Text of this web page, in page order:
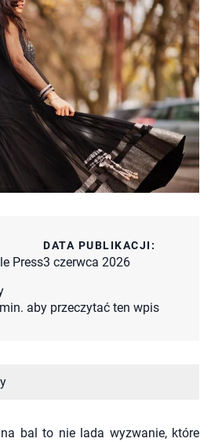
Press
DATA PUBLIKACJI:
3 czerwca 2026
aby przeczytać ten wpis
bal to nie lada wyzwanie, które